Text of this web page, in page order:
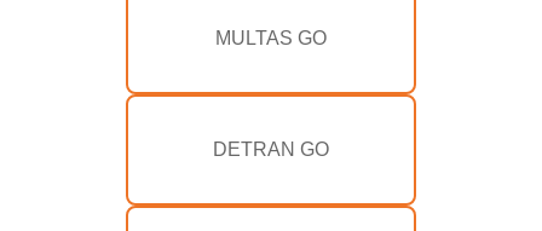
MULTAS GO
DETRAN GO